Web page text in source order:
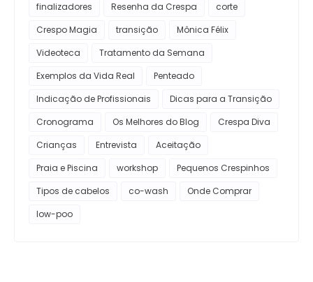
finalizadores Resenha da Crespa
corte
Crespo Magia
transição
Mônica Félix
Videoteca
Tratamento da Semana
Exemplos da Vida Real
Penteado
Indicação de Profissionais
Dicas para a Transição
Cronograma
Os Melhores do Blog
Crespa Diva
Crianças
Entrevista
Aceitação
Praia e Piscina
workshop
Pequenos Crespinhos
Tipos de cabelos
co-wash
Onde Comprar
low-poo